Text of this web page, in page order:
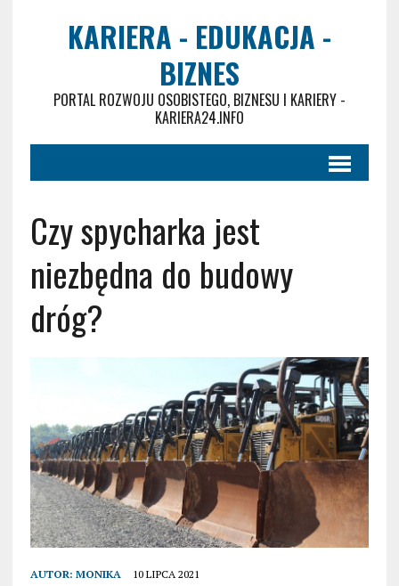
KARIERA - EDUKACJA -
BIZNES
PORTAL ROZWOJU OSOBISTEGO, BIZNESU I KARIERY -
KARIERA24.INFO
Czy spycharka jest
niezbędna do budowy
dróg?
AUTOR: MONIKA 10 LIPCA 2021